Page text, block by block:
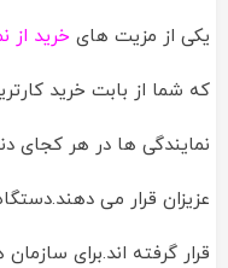
یکی از مزیت های خرید از
که شما از بابت خرید
نمایندگی ها در هر کجای
عزیزان قرار می
قرار گرفته اند.برای